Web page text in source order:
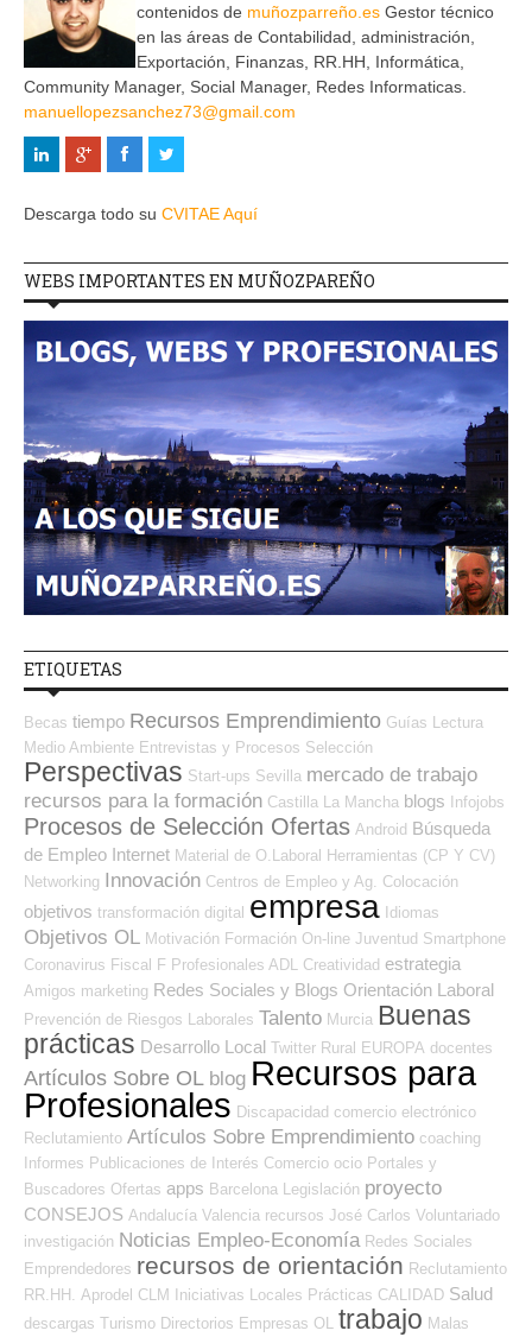
contenidos de muñozparreño.es Gestor técnico
en las áreas de Contabilidad, administración,
Exportación, Finanzas, RR.HH, Informática,
Community Manager, Social Manager, Redes Informaticas.
manuellopezsanchez73@gmail.com
Descarga todo su CVITAE Aquí
WEBS IMPORTANTES EN MUÑOZPAREÑO
ETIQUETAS
Becas tiempo Recursos Emprendimiento Guías Lectura
Medio Ambiente Entrevistas y Procesos Selección
Perspectivas Start-ups Sevilla mercado de trabajo
recursos para la formación Castilla La Mancha blogs Infojobs
Procesos de Selección Ofertas Android Búsqueda
de Empleo Internet Material de O.Laboral Herramientas (CP Y CV)
Networking Innovación Centros de Empleo y Ag. Colocación
objetivos transformación digital empresa Idiomas
Objetivos OL Motivación Formación On-line Juventud Smartphone
Coronavirus Fiscal F Profesionales ADL Creatividad estrategia
Amigos marketing Redes Sociales y Blogs Orientación Laboral
Prevención de Riesgos Laborales Talento Murcia Buenas
prácticas Desarrollo Local Twitter Rural EUROPA docentes
Artículos Sobre OL blog Recursos para
Profesionales Discapacidad comercio electrónico
Reclutamiento Artículos Sobre Emprendimiento coaching
Informes Publicaciones de Interés Comercio ocio Portales y
Buscadores Ofertas apps Barcelona Legislación proyecto
CONSEJOS Andalucía Valencia recursos José Carlos Voluntariado
investigación Noticias Empleo-Economía Redes Sociales
Emprendedores recursos de orientación Reclutamiento
RR.HH. Aprodel CLM Iniciativas Locales Prácticas CALIDAD Salud
descargas Turismo Directorios Empresas OL trabajo Malas